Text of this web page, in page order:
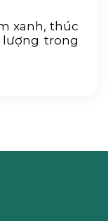
xanh, thúc
trong